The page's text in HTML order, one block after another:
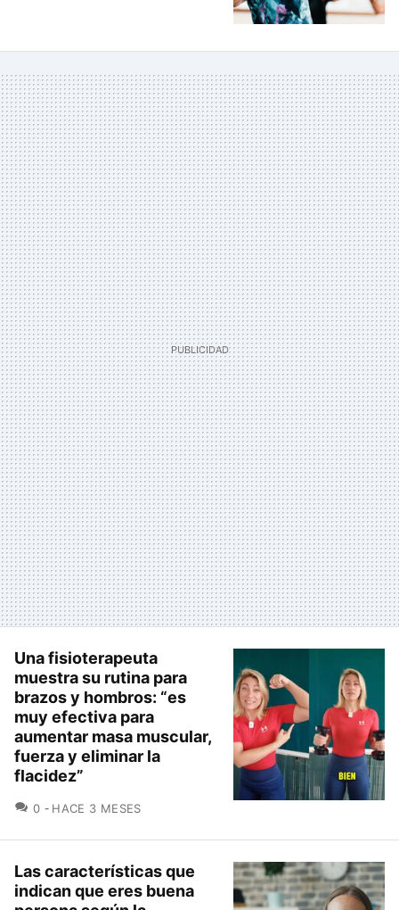
Una fisioterapeuta
muestra su rutina para
brazos y hombros: “es
muy efectiva para
aumentar masa muscular,
fuerza y eliminar la
flacidez”
0 COMENTARIOS
HACE 3 MESES
Las características que
indican que eres buena